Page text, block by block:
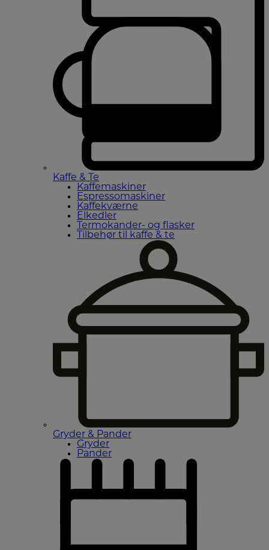
Kaffe & Te
Kaffemaskiner
Espressomaskiner
Kaffekværne
Elkedler
Termokander- og flasker
Tilbehør til kaffe & te
Gryder & Pander
Gryder
Pander